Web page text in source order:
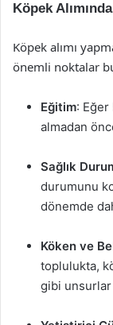
Köpek
Köpek alımı
önemli noktalar
Eğitim:
almadan
Sağlık
durumunu
dönemde
Köken ve
toplulukta,
gibi unsurlar